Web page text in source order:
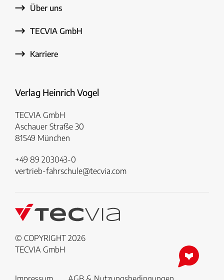
Über uns
TECVIA GmbH
Karriere
Verlag Heinrich Vogel
TECVIA GmbH
Aschauer Straße 30
81549 München
+49 89 203043-0
vertrieb-fahrschule@tecvia.com
© COPYRIGHT 2026
TECVIA GmbH